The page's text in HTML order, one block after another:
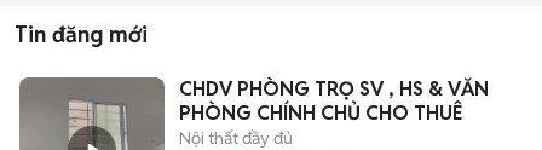
Tin đăng mới
CHDV PHÒNG TRỌ SV , HS & VĂN
PHÒNG CHÍNH CHỦ CHO THUÊ
Nội thất đầy đủ